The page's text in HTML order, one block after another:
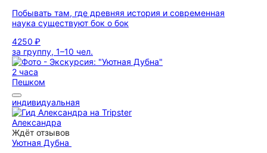
Побывать там, где древняя история и современная
наука существуют бок о бок
4250 ₽
за группу, 1–10 чел.
2 часа
Пешком
индивидуальная
Александра
Ждёт отзывов
Уютная Дубна